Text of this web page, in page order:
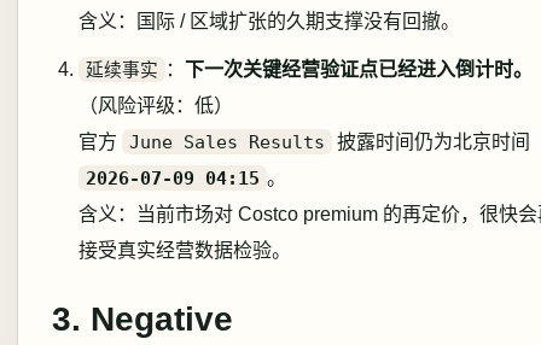
含义：国际 / 区域扩张的久期支撑没有回撤。
延续事实 ： 下一次关键经营验证点已经进入倒计时。
（风险评级：低）
官方
June Sales Results
披露时间仍为北京时间
2026-07-09 04:15 。
含义：当前市场对 Costco premium 的再定价，很快会
接受真实经营数据检验。
3. Negative